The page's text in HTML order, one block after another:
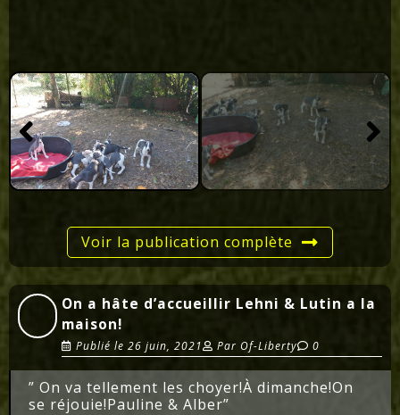
Voir la publication complète
On a hâte d’accueillir Lehni & Lutin a la
maison!
Publié le 26 juin, 2021 Par Of-Liberty 0
” On va tellement les choyer!À dimanche!On
se réjouie!Pauline & Alber”